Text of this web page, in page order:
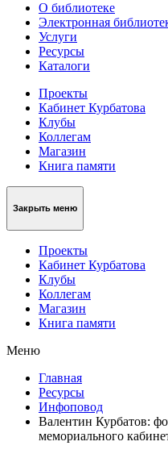
О библиотеке
Электронная
Услуги
Ресурсы
Каталоги
Проекты
Кабинет Курбатова
Клубы
Коллегам
Магазин
Книга памяти
Закрыть меню
Проекты
Кабинет Курбатова
Клубы
Коллегам
Магазин
Книга памяти
Меню
Главная
Ресурсы
Инфоповод
Валентин Курбатов:
мемориального